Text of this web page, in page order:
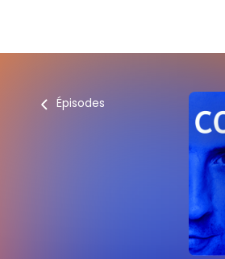
Épisodes